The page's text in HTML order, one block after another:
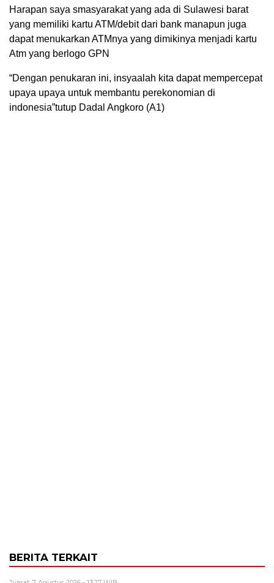
Harapan saya smasyarakat yang ada di Sulawesi barat
yang memiliki kartu ATM/debit dari bank manapun juga
dapat menukarkan ATMnya yang dimikinya menjadi kartu
Atm yang berlogo GPN
“Dengan penukaran ini, insyaalah kita dapat mempercepat
upaya upaya untuk membantu perekonomian di
indonesia”tutup Dadal Angkoro (A1)
BERITA TERKAIT